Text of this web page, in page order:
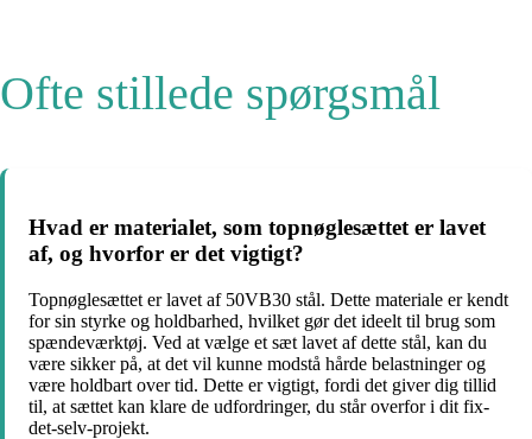
Ofte stillede spørgsmål
Hvad er materialet, som topnøglesættet er lavet
af, og hvorfor er det vigtigt?
Topnøglesættet er lavet af 50VB30 stål. Dette materiale er kendt
for sin styrke og holdbarhed, hvilket gør det ideelt til brug som
spændeværktøj. Ved at vælge et sæt lavet af dette stål, kan du
være sikker på, at det vil kunne modstå hårde belastninger og
være holdbart over tid. Dette er vigtigt, fordi det giver dig tillid
til, at sættet kan klare de udfordringer, du står overfor i dit fix-
det-selv-projekt.